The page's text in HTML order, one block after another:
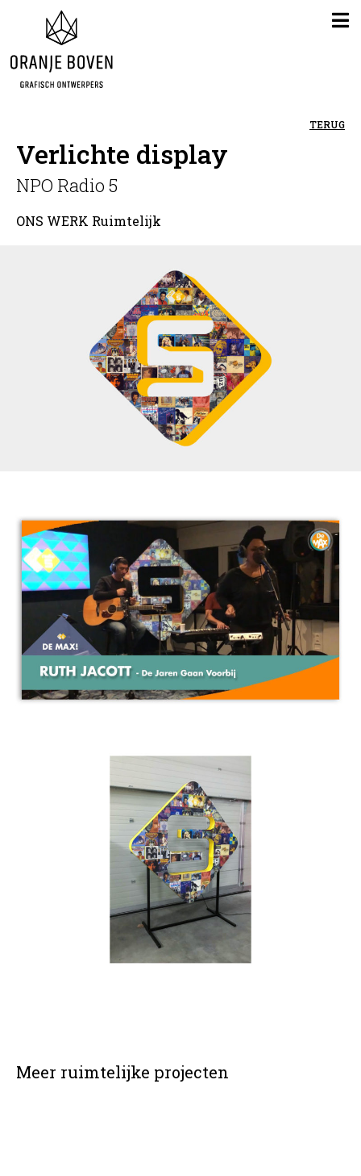
Verlichte display
TERUG
NPO Radio 5
ONS WERK Ruimtelijk
Meer ruimtelijke projecten